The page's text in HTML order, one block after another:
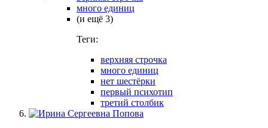
много единиц
(и ещё 3)
Теги:
верхняя строчка
много единиц
нет шестёрки
первый психотип
третий столбик